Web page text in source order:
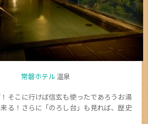
常磐ホテル温泉
そこに行けば信玄も使ったであろうお湯
る！さらに「のろし台」も見れば、歴史